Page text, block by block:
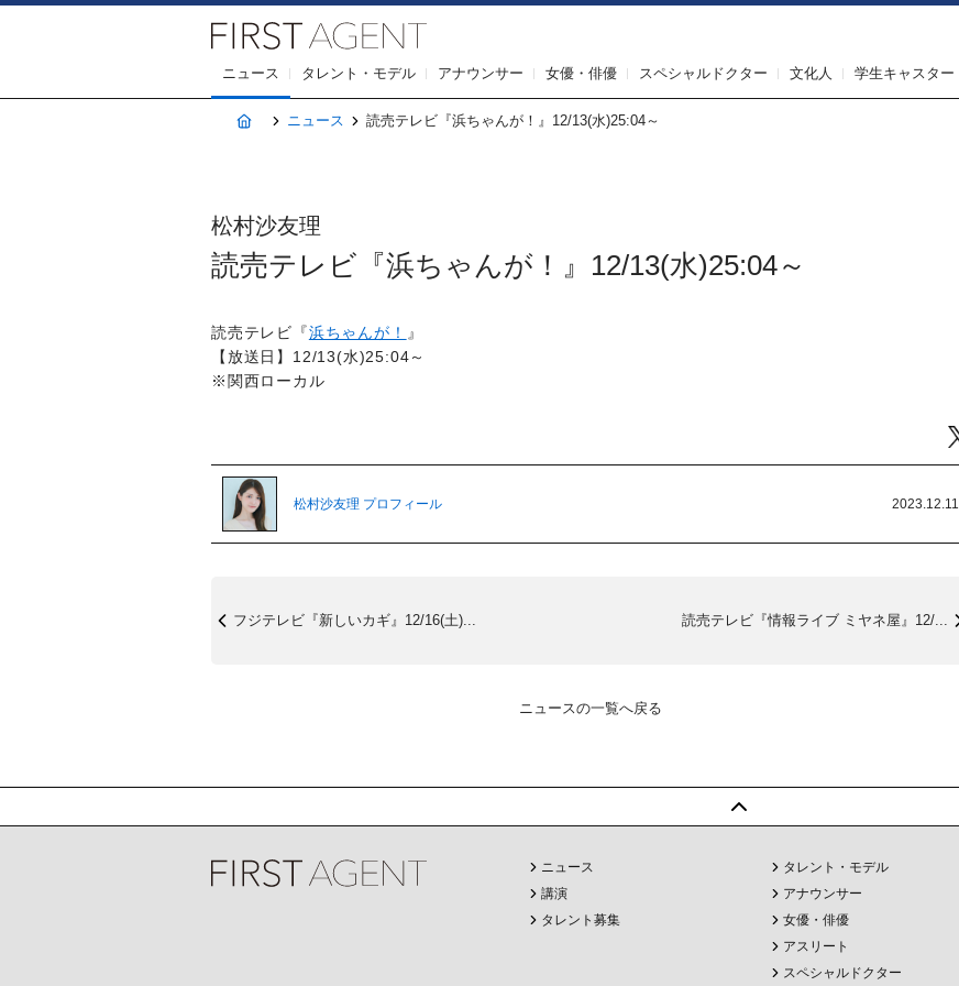
ニュース タレント・モデル アナウンサー 女優・俳優 スペシャルドクター 文化人 学生キャスター
ホームニュース 読売テレビ『浜ちゃんが！』12/13(水)25:04～
松村沙友理
読売テレビ『浜ちゃんが！』12/13(水)25:04～
読売テレビ『浜ちゃんが！
』
【放送日】12/13(水)25:04～
※関西ローカル
松村沙友理 プロフィール 2023.12.11
フジテレビ『新しいカギ』12/16(土)... 読売テレビ『情報ライブ ミヤネ屋』12/...
ニュースの一覧へ戻る
ニュース
講演
タレント募集
タレント・モデル
アナウンサー
女優・俳優
アスリート
スペシャルドクター